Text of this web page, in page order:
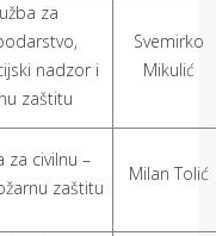
za
nadzor i
zaštitu
Svemirko
Mikulić
za civilnu –
zaštitu
Milan Tolić